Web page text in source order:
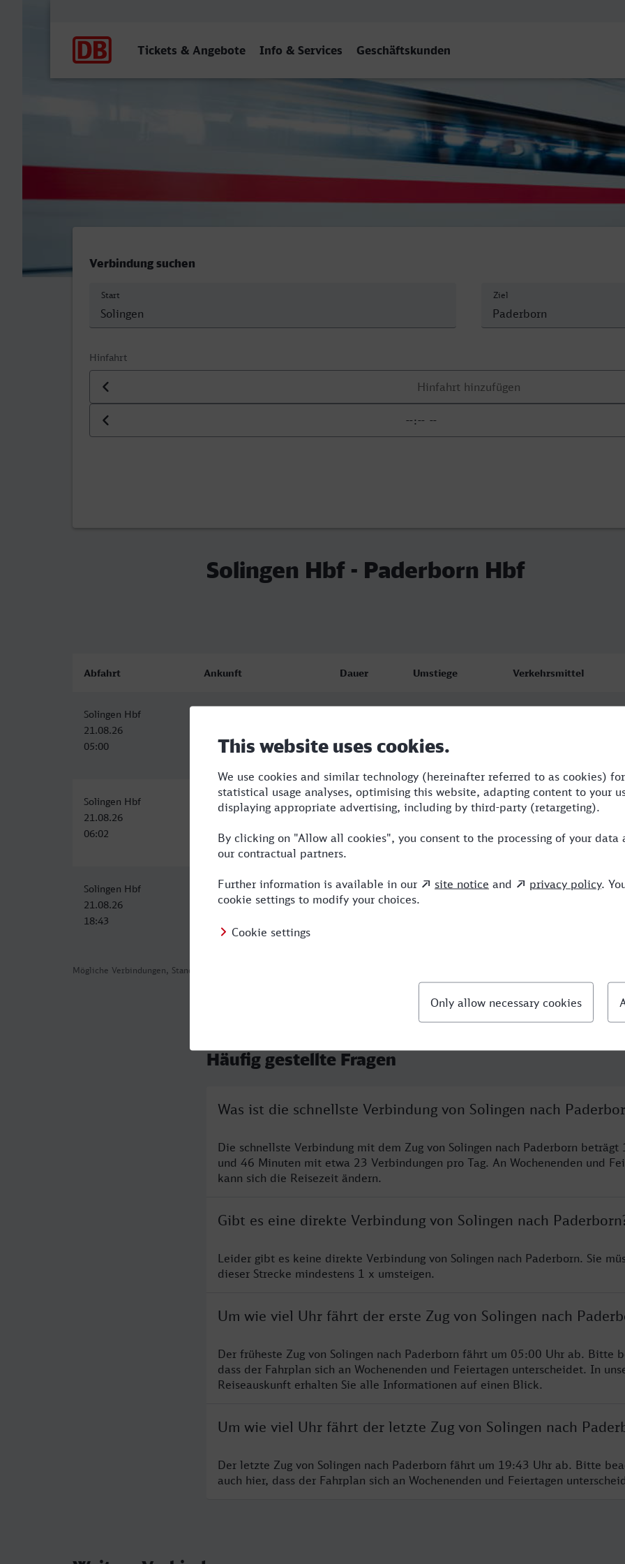
Tickets & Angebote Info & Services Geschäftskunden
Solingen Hbf - Paderborn Hbf
Verbindung suchen
Start Ziel
Hinfahrt
Datum der Hinfahrt
Uhrzeit der Hinfahrt
Solingen Hbf - Paderborn Hbf
Mögliche Verbindungen, Stand: 2026-08-07 00:44
Abfahrt Ankunft Dauer Umstiege Verkehrsmittel
Solingen Hbf
21.08.26
05:00
06:46
Solingen Hbf
21.08.26
06:02
Paderborn Hbf
21.08.26
08:10
2:08 ERB,ICE
Solingen Hbf
21.08.26
18:43
Paderborn Hbf
21.08.26
2:03 1 NX
Häufig gestellte Fragen
Was ist die schnellste Verbindung von Solingen nach
Die schnellste Verbindung mit dem Zug von Solingen nach Paderborn beträgt
und 46 Minuten mit etwa 23 Verbindungen pro Tag. An Wochenenden und
kann sich die Reisezeit ändern.
Gibt es eine direkte Verbindung von Solingen nach
Leider gibt es keine direkte Verbindung von Solingen nach Paderborn. Sie
dieser Strecke mindestens 1 x umsteigen.
Um wie viel Uhr fährt der erste Zug von Solingen nach
Der früheste Zug von Solingen nach Paderborn fährt um 05:00 Uhr ab. Bitte
dass der Fahrplan sich an Wochenenden und Feiertagen unterscheidet. In
Reiseauskunft erhalten Sie alle Informationen auf einen Blick.
Um wie viel Uhr fährt der letzte Zug von Solingen nach
Der letzte Zug von Solingen nach Paderborn fährt um 19:43 Uhr ab. Bitte
auch hier, dass der Fahrplan sich an Wochenenden und Feiertagen